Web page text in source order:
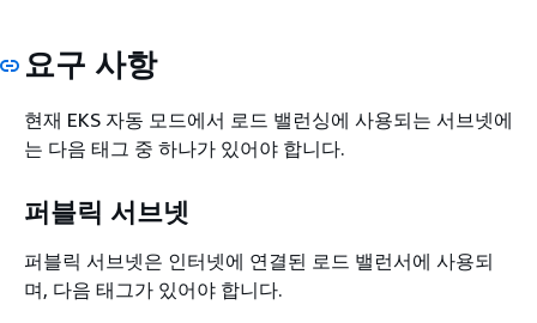
요구 사항
현재 EKS 자동 모드에서 로드 밸런싱에 사용되는 서브넷에
는 다음 태그 중 하나가 있어야 합니다.
퍼블릭 서브넷
퍼블릭 서브넷은 인터넷에 연결된 로드 밸런서에 사용되
며, 다음 태그가 있어야 합니다.